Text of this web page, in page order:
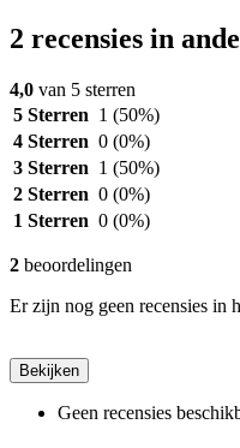
2 recensies in
4,0 van 5 sterren
5 Sterren 1 (50%)
4 Sterren 0 (0%)
3 Sterren 1 (50%)
2 Sterren 0 (0%)
1 Sterren 0 (0%)
2 beoordelingen
Er zijn nog geen recensies in
Bekijken
Geen recensies